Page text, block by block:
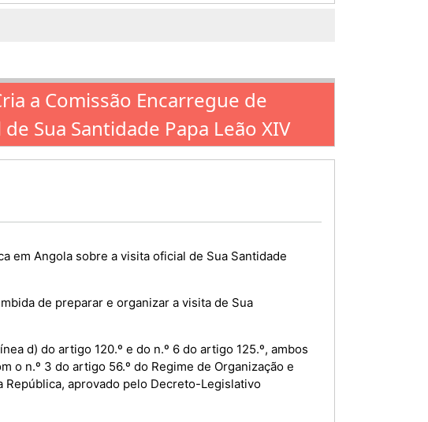
a Comissão Encarregue de
Sua Santidade Papa Leão XIV
em Angola sobre a visita oficial de Sua Santidade
de preparar e organizar a visita de Sua
d) do artigo 120.º e do n.º 6 do artigo 125.º, ambos
o n.º 3 do artigo 56.º do Regime de Organização e
aprovado pelo Decreto-Legislativo